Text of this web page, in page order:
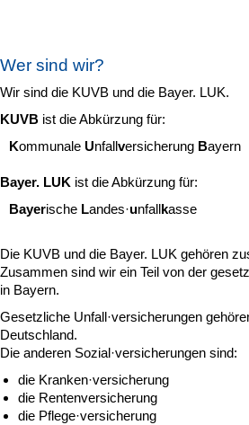
Wer sind wir?
Wir sind die KUVB und die Bayer. LUK.
KUVBist die Abkürzung für:
Kommunale Unfallversicherung Bayern
Bayer. LUK ist die Abkürzung für:
Bayerische Landes·unfallkasse
Die KUVB und die Bayer. LUK gehören
Zusammen sind wir ein Teil von der
in Bayern.
Gesetzliche Unfall·versicherungen
Deutschland.
Die anderen Sozial·versicherungen sind:
die Kranken·versicherung
die Rentenversicherung
die Pflege·versicherung